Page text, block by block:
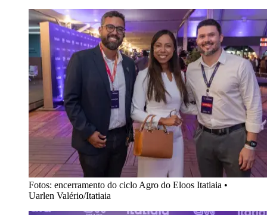
Fotos: encerramento do ciclo Agro do Eloos Itatiaia •
Uarlen Valério/Itatiaia